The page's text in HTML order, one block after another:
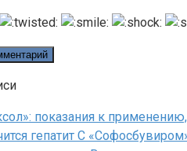
показания к
гепатит C